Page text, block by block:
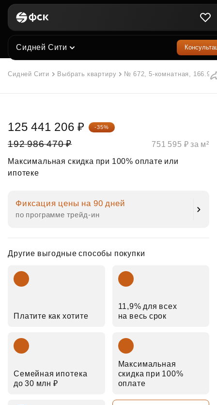
Сидней Сити
Сидней Сити Выбрать квартиру № 672, 5-комнатная, 166.9
192 986 470 ₽
125 441 206 ₽ -35%
Максимальная скидка при 100% оплате или
ипотеке
Фиксация цены на 90 дней
по программе трейд‑ин
Другие выгодные способы покупки
Платите как хотите
11,9% для всех
на весь срок
Семейная ипотека
до 30 млн ₽
Максимальная
скидка при 100%
оплате
751 595 ₽ за м²